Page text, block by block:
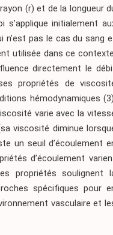
(r) et de la longueur
initialement
n’est pas le cas du sang
utilisée dans ce
directement le
propriétés de
hémodynamiques (3)
varie avec la
viscosité diminue
un seuil d’écoulement
d’écoulement
propriétés soulignent
spécifiques pour
vasculaire et